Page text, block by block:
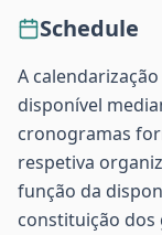
Schedule
A
disponível
cronogramas
respetiva
função da
constituição dos